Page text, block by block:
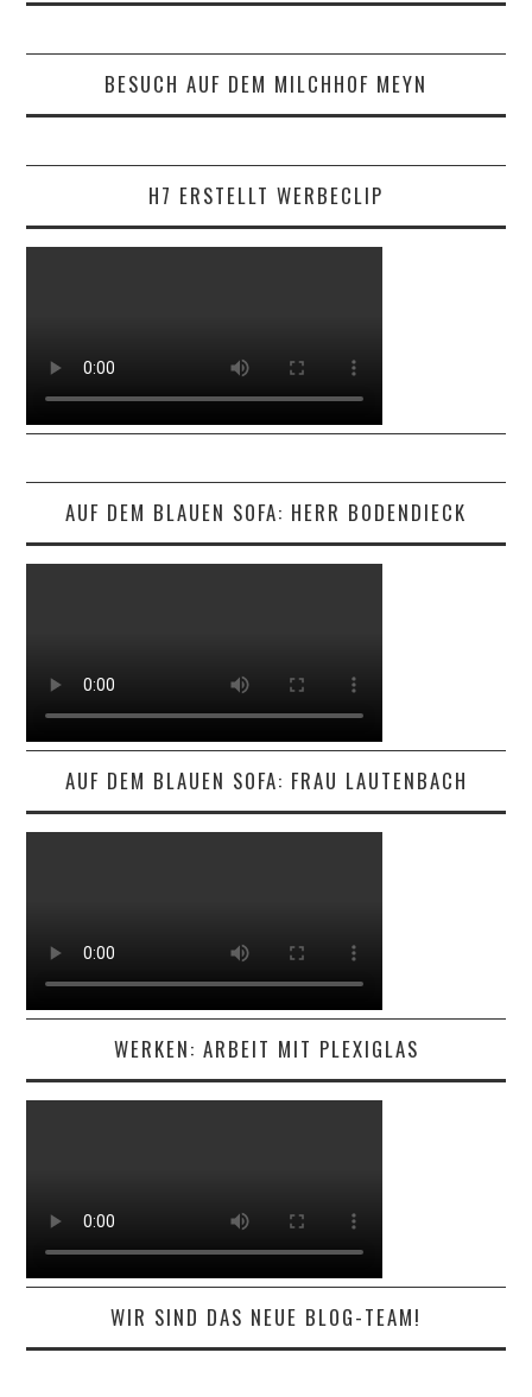
BESUCH AUF DEM MILCHHOF MEYN
H7 ERSTELLT WERBECLIP
AUF DEM BLAUEN SOFA: HERR BODENDIECK
AUF DEM BLAUEN SOFA: FRAU LAUTENBACH
WERKEN: ARBEIT MIT PLEXIGLAS
WIR SIND DAS NEUE BLOG-TEAM!